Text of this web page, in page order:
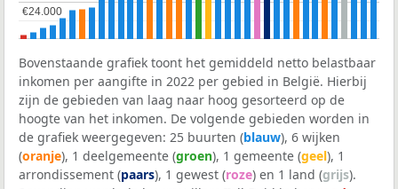
€24.000
€24.000
Bovenstaande grafiek toont het gemiddeld netto belastbaar
inkomen per aangifte in 2022 per gebied in België. Hierbij
zijn de gebieden van laag naar hoog gesorteerd op de
hoogte van het inkomen. De volgende gebieden worden in
de grafiek weergegeven: 25 buurten (blauw), 6 wijken
(oranje), 1 deelgemeente (groen), 1 gemeente (geel), 1
arrondissement (paars), 1 gewest (roze) en 1 land (grijs).